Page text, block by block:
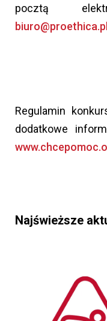
pocztą
biuro@proethica.pl
Regulamin
dodatkowe
Najświeższe